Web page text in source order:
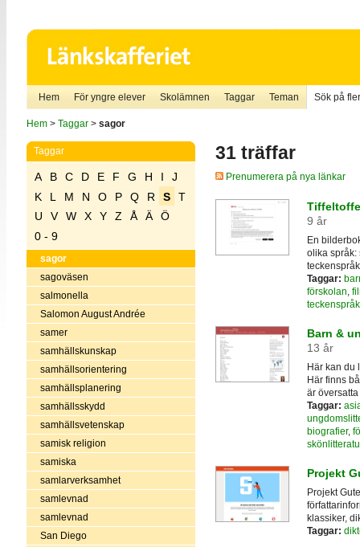
Hem För yngre elever Skolämnen Taggar Teman Sök på
Hem> Taggar> sagor
Taggar
A B C D E F G H I
J
K
L M N O P Q R S
T
U
V W X Y Z Å Ä
Ö
0 - 9
sagor
sagoväsen
salmonella
Salomon August Andrée
samer
samhällskunskap
samhällsorientering
samhällsplanering
samhällsskydd
samhällsvetenskap
samisk religion
samiska
samlarverksamhet
samlevnad
samlevnad
San Diego
31 träffar
Prenumerera på nya länkar
9 år
En
olika språk:
Taggar:
förskolan
teckenspråk
Barn &
13 år
Här kan du
Här finns
är
Taggar:
biografier,
Projekt
Projekt
klassiker,
Taggar: